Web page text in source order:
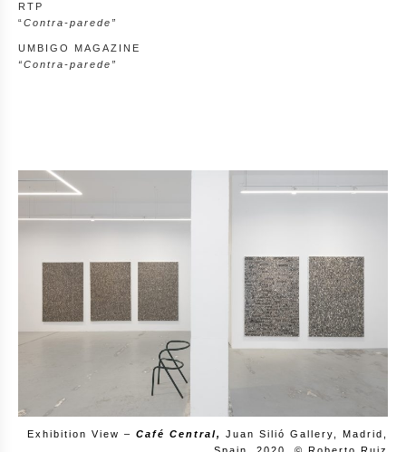
RTP
“Contra-parede”
UMBIGO MAGAZINE
“Contra-parede”
Exhibition View – Café Central, Juan Silió Gallery, Madrid,